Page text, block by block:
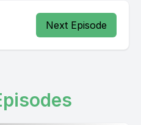
Next Episode